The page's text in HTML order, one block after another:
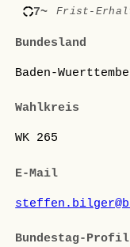
7~ Frist-
Bundesland
Baden-
Wahlkreis
WK 265
E-Mail
Bundestag-Profil